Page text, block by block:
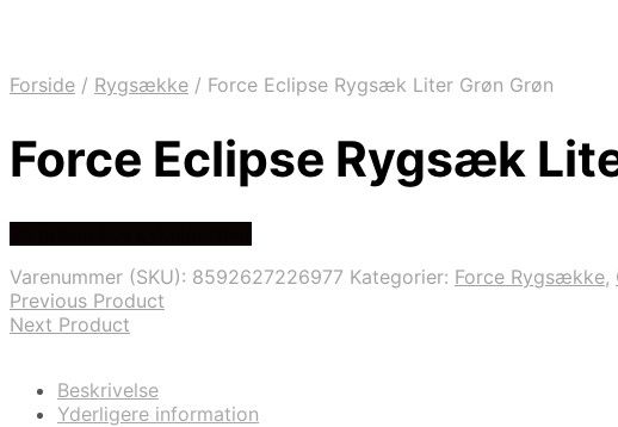
Forside / Rygsække / Force Eclipse Rygsæk Liter Grøn Grøn
Force Eclipse Rygsæk
Varenummer (SKU): 8592627226977 Kategorier: Force Rygsække,
Previous Product
Next Product
Beskrivelse
Yderligere information